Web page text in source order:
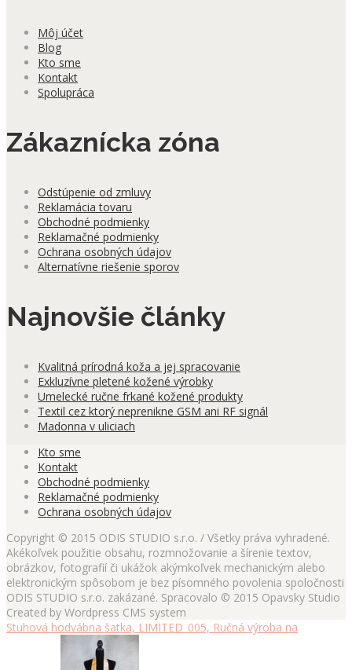
Môj účet
Blog
Kto sme
Kontakt
Spolupráca
Zákaznícka zóna
Odstúpenie od zmluvy
Reklamácia tovaru
Obchodné podmienky
Reklamačné podmienky
Ochrana osobných údajov
Alternatívne riešenie sporov
Najnovšie články
Kvalitná prírodná koža a jej spracovanie
Exkluzívne pletené kožené výrobky
Umelecké ručne frkané kožené produkty
Textil cez ktorý neprenikne GSM ani RF signál
Madonna v uliciach
Kto sme
Kontakt
Obchodné podmienky
Reklamačné podmienky
Ochrana osobných údajov
Copyright © 2015 ODIS STUDIO s.r.o. / Všetky práva vyhradené.
Akékoľvek použitie obsahu, rozmnožovanie a šírenie textov,
obrázkov, fotografií či ukážok akýmkoľvek mechanickým alebo
elektronickým spôsobom je bez písomného povolenia spoločnosti
ODIS STUDIO s.r.o. zakázané. Spracovalo © 2015 Opavsky Studio
Created by Wordpress CMS system
Stuhová hodvábna šatka, LIMITED_005, Ručná výroba na